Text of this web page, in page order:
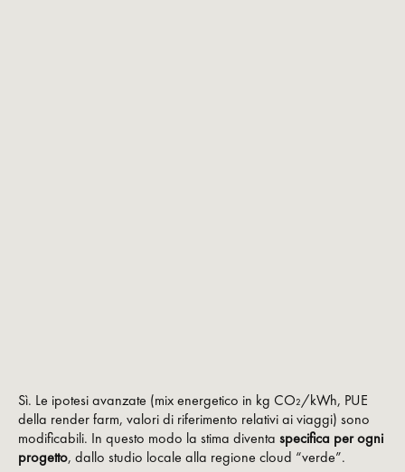
Sì. Le ipotesi avanzate (mix energetico in kg CO₂/kWh, PUE
della render farm, valori di riferimento relativi ai viaggi) sono
modificabili. In questo modo la stima diventa specifica per ogni
progetto, dallo studio locale alla regione cloud “verde”.